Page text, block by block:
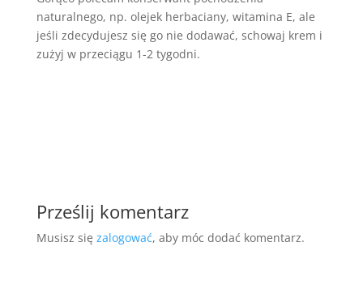
naturalnego, np. olejek herbaciany, witamina E, ale
jeśli zdecydujesz się go nie dodawać, schowaj krem i
zużyj w przeciągu 1-2 tygodni.
Prześlij komentarz
Musisz się zalogować, aby móc dodać komentarz.